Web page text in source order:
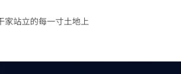
家站立的每一寸土地上